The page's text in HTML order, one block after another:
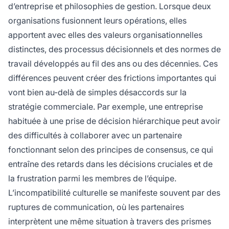
d’entreprise et philosophies de gestion. Lorsque deux
organisations fusionnent leurs opérations, elles
apportent avec elles des valeurs organisationnelles
distinctes, des processus décisionnels et des normes de
travail développés au fil des ans ou des décennies. Ces
différences peuvent créer des frictions importantes qui
vont bien au-delà de simples désaccords sur la
stratégie commerciale. Par exemple, une entreprise
habituée à une prise de décision hiérarchique peut avoir
des difficultés à collaborer avec un partenaire
fonctionnant selon des principes de consensus, ce qui
entraîne des retards dans les décisions cruciales et de
la frustration parmi les membres de l’équipe.
L’incompatibilité culturelle se manifeste souvent par des
ruptures de communication, où les partenaires
interprètent une même situation à travers des prismes